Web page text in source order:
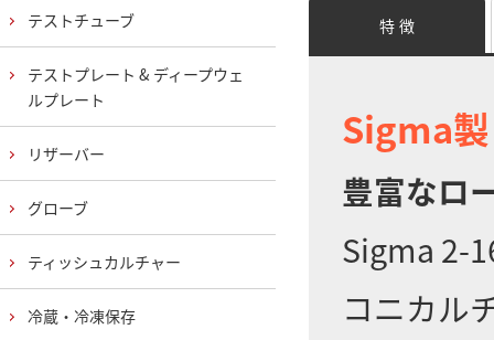
特 徴
Sigma
豊富なロ
Sigma 2-
コニカル
テストチューブ
テストプレート & ディープウェ
ルプレート
リザーバー
グローブ
ティッシュカルチャー
冷蔵・冷凍保存